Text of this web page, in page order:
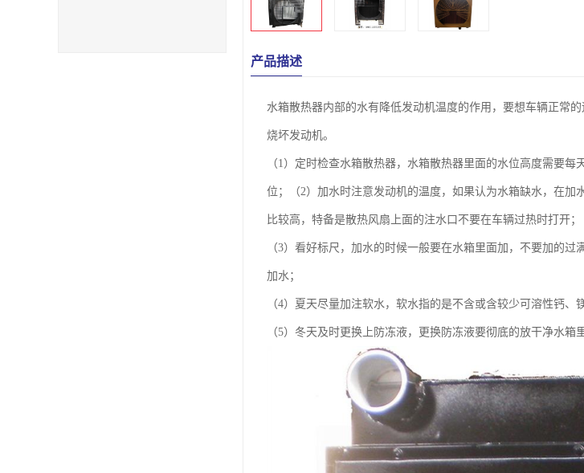
产品描述
水箱散热器内部的水有降低发动机温度的作用，要想车辆正常
烧坏发动机。
（1）定时检查水箱散热器，水箱散热器里面的水位高度需要
位；（2）加水时注意发动机的温度，如果认为水箱缺水，在
比较高，特备是散热风扇上面的注水口不要在车辆过热时打开；
（3）看好标尺，加水的时候一般要在水箱里面加，不要加的
加水；
（4）夏天尽量加注软水，软水指的是不含或含较少可溶性钙
（5）冬天及时更换上防冻液，更换防冻液要彻底的放干净水